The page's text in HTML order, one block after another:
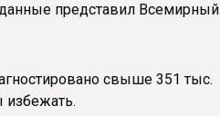
представил Всемирный
свыше 351 тыс.
избежать.